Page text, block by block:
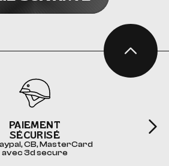
PAIEMENT
SÉCURISÉ
CB, MasterCard
avec 3d secure